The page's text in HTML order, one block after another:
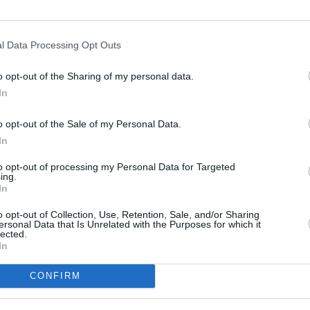
Data Processing Opt Outs
opt-out of the Sharing of my personal data.
opt-out of the Sale of my Personal Data.
opt-out of processing my Personal Data for Targeted
opt-out of Collection, Use, Retention, Sale, and/or Sharing
Data that Is Unrelated with the Purposes for which it
CONFIRM
vermengen.
ist. Aus dem
und zu Krapfen
einem Stück
Tuch abdecken und 2
gehen lassen.
in einen Topf
zugeben und bei
aber nicht
nehmen.
einrühren. Alle
bis die Masse glatt
Pflanzenöl in einen
auf etwa 180 Grad
Artikelempfehlung